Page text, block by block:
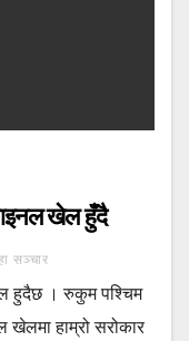
खेल हुँदै
सञ्चार
हुदैछ । रुकुम पश्चिम
खेलमा हाम्रो सरोकार